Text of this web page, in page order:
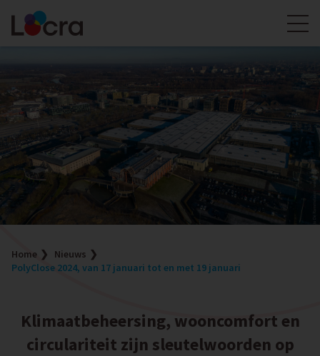
Home
Nieuws
PolyClose 2024, van 17 januari tot en met 19 januari
Klimaatbeheersing, wooncomfort en
circulariteit zijn sleutelwoorden op